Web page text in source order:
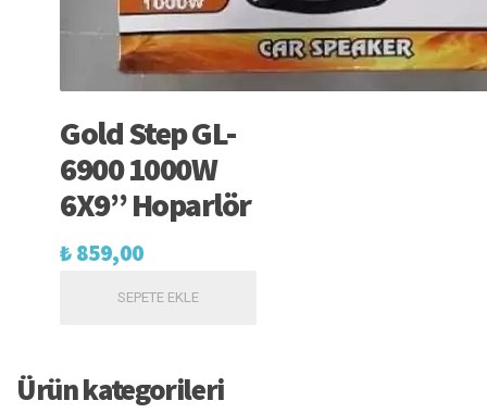
Gold Step GL-
6900 1000W
6X9” Hoparlör
₺859,00
SEPETE EKLE
Ürün kategorileri